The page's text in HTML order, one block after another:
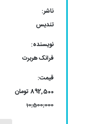
ناشر:
تندیس
نویسنده:
فرانک هربرت
قیمت:
892,500 تومان
10,500,000